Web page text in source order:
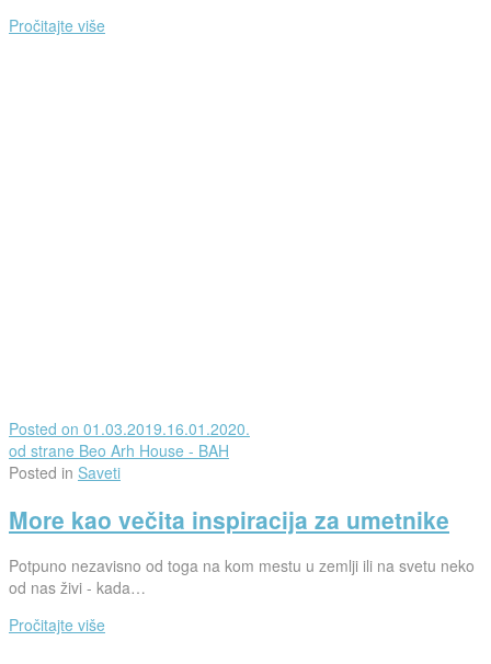
Pročitajte više
Posted on 01.03.2019.16.01.2020.
od strane Beo Arh House - BAH
Posted in Saveti
More kao večita inspiracija za umetnike
Potpuno nezavisno od toga na kom mestu u zemlji ili na svetu neko
od nas živi - kada…
Pročitajte više